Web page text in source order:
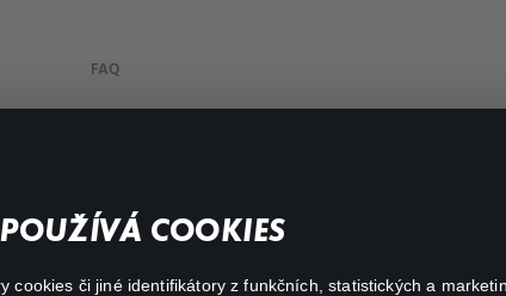
COOKIES
cookies či jiné identifikátory z funkčních, statistických a
FAQ